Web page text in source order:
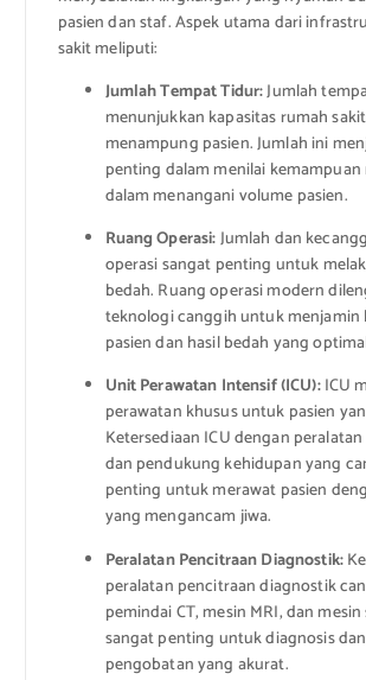
pasien dan staf. Aspek utama dari
sakit meliputi:
Jumlah Tempat Tidur:Jumlah
menunjukkan kapasitas rumah
menampung pasien. Jumlah ini
penting dalam menilai
dalam menangani volume pasien.
Ruang Operasi:Jumlah dan
operasi sangat penting untuk
bedah. Ruang operasi modern
teknologi canggih untuk menjamin
pasien dan hasil bedah yang
Unit Perawatan Intensif (ICU):ICU
perawatan khusus untuk pasien
Ketersediaan ICU dengan
dan pendukung kehidupan yang
penting untuk merawat pasien
yang mengancam jiwa.
Peralatan Pencitraan Diagnostik:
peralatan pencitraan diagnostik
pemindai CT, mesin MRI, dan
sangat penting untuk diagnosis
pengobatan yang akurat.